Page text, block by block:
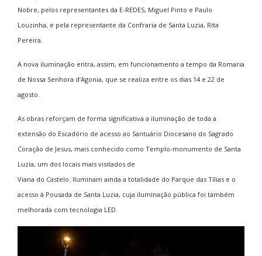
Nobre, pelos representantes da E-REDES, Miguel Pinto e Paulo
Louzinha, e pela representante da Confraria de Santa Luzia, Rita
Pereira.
A nova iluminação entra, assim, em funcionamento a tempo da Romaria
de Nossa Senhora d’Agonia, que se realiza entre os dias 14 e 22 de
agosto.
As obras reforçam de forma significativa a iluminação de toda a
extensão do Escadório de acesso ao Santuário Diocesano do Sagrado
Coração de Jesus, mais conhecido como Templo-monumento de Santa
Luzia, um dos locais mais visitados de
Viana do Castelo. Iluminam ainda a totalidade do Parque das Tílias e o
acesso à Pousada de Santa Luzia, cuja iluminação pública foi também
melhorada com tecnologia LED.